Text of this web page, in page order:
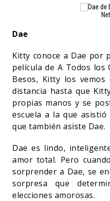
Dae
Kitty conoce a Dae por
película de A Todos los
Besos, Kitty los
distancia hasta que
propias manos y se
escuela a la que
que también asiste Dae.
Dae es lindo,
amor total. Pero
sorprender a Dae, se
sorpresa que
elecciones amorosas.